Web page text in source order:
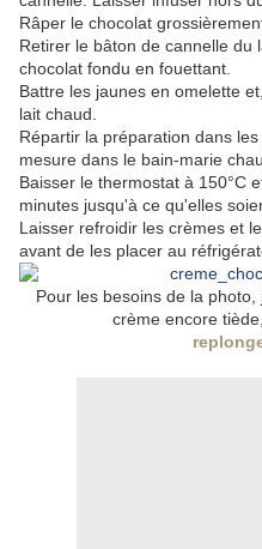
Râper le chocolat
Retirer le bâton de cannelle du
chocolat fondu en fouettant.
Battre les jaunes en omelette
lait chaud.
Répartir la préparation dans
mesure dans le bain-marie
Baisser le thermostat à 150°C
minutes jusqu'à ce qu'elles
Laisser refroidir les crèmes et
avant de les placer au
Pour les besoins de la
crème encore